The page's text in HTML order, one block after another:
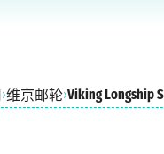
›维京邮轮›Viking Longship